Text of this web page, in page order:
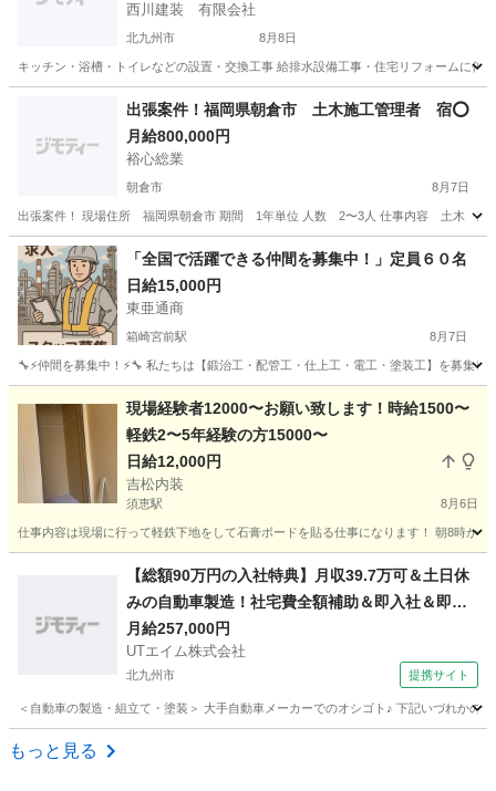
西川建装 有限会社
北九州市 8月8日
キッチン・浴槽・トイレなどの設置・交換工事 給排水設備工事・住宅リフォームに伴
建築 スタッフ
出張案件！福岡県朝倉市 土木施工管理者 宿⭕️
月給800,000円
裕心総業
朝倉市 8月7日
出張案件！ 現場住所 福岡県朝倉市 期間 1年単位 人数 2〜3人 仕事内容 土木 建
福岡 朝倉市 その他 80万
「全国で活躍できる仲間を募集中！」定員６０名
日給15,000円
東亜通商
箱崎宮前駅 8月7日
🔧⚡️仲間を募集中！⚡️🔧 私たちは【鍛治工・配管工・仕上工・電工・塗装工】を募集
箱崎宮前駅 配管工
現場経験者12000〜お願い致します！時給1500〜
軽鉄2〜5年経験の方15000〜
日給12,000円
吉松内装
須恵駅 8月6日
仕事内容は現場に行って軽鉄下地をして石膏ボードを貼る仕事になります！ 朝8時
須恵駅 大工 石膏ボード
【総額90万円の入社特典】月収39.7万可＆土日休
みの自動車製造！社宅費全額補助＆即入社＆即入
寮OK★駅から無料送迎あり！☆若手男性活躍中＜
福岡県京都郡苅田町＞
月給257,000円
UTエイム株式会社
北九州市 提携サイト
＜自動車の製造・組立て・塗装＞ 大手自動車メーカーでのオシゴト♪ 下記いづれか
福岡 北九州市
もっと見る